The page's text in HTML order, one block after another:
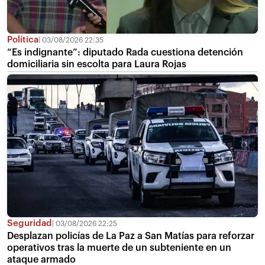
Política 03/08/2026 22:35
“Es indignante”: diputado Rada cuestiona detención
domiciliaria sin escolta para Laura Rojas
Seguridad 03/08/2026 22:25
Desplazan policías de La Paz a San Matías para reforzar
operativos tras la muerte de un subteniente en un
ataque armado